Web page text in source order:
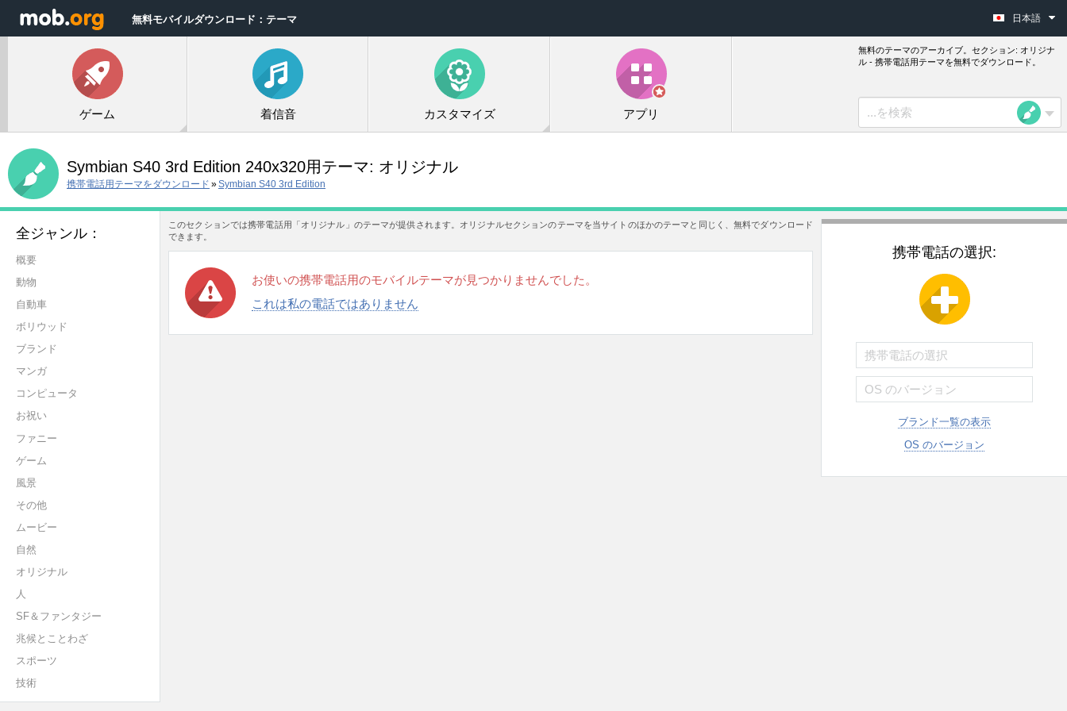
無料モバイルダウンロード：テーマ 日本語
ゲーム 着信音 カスタマイズ アプリ
無料のテーマのアーカイブ。セクション: オリジナ
ル - 携帯電話用テーマを無料でダウンロード。
Symbian S40 3rd Edition 240x320用テーマ: オリジナル
携帯電話用テーマをダウンロード »Symbian S40 3rd Edition
全ジャンル：
概要
動物
自動車
ボリウッド
ブランド
マンガ
コンピュータ
お祝い
ファニー
ゲーム
風景
その他
ムービー
自然
オリジナル
人
SF＆ファンタジー
兆候とことわざ
スポーツ
技術
このセクションでは携帯電話用「オリジナル」のテーマが提供されます。オリジナルセクションのテーマを当サイトのほかのテーマと同じく、無料でダウンロード
できます。
お使いの携帯電話用のモバイルテーマが見つかりませんでした。
これは私の電話ではありません
携帯電話の選択:
ブランド一覧の表示
OS のバージョン